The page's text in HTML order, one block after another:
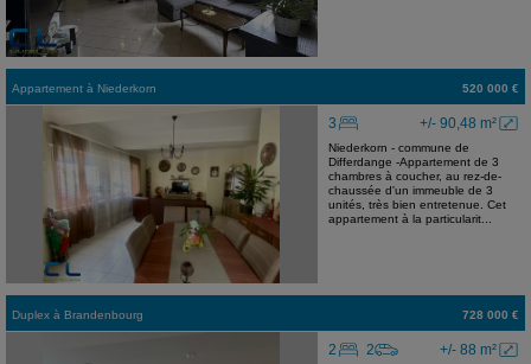
Appartement à Niederkorn 520 000 €
+/- 90,48 m²
3
Niederkorn - commune de
Differdange -Appartement de 3
chambres à coucher, au rez-de-
chaussée d'un immeuble de 3
unités, très bien entretenue. Cet
appartement à la particularit...
Duplex à Brandenbourg 728 000 €
+/- 88 m²
2 2